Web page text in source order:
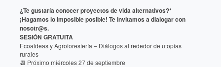
¿Te gustaría conocer proyectos de vida alternativos?*
¡Hagamos lo imposible posible! Te invitamos a dialogar con
nosotr@s.
SESIÓN GRATUITA
Ecoaldeas y Agroforestería – Diálogos al rededor de utopías
rurales
📆 Próximo miércoles 27 de septiembre